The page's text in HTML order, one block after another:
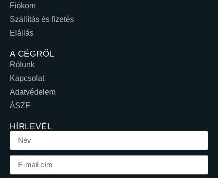
Fiókom
Szállítás és fizetés
Elállás
A CÉGRŐL
Rólunk
Kapcsolat
Adatvédelem
ÁSZF
HÍRLEVÉL